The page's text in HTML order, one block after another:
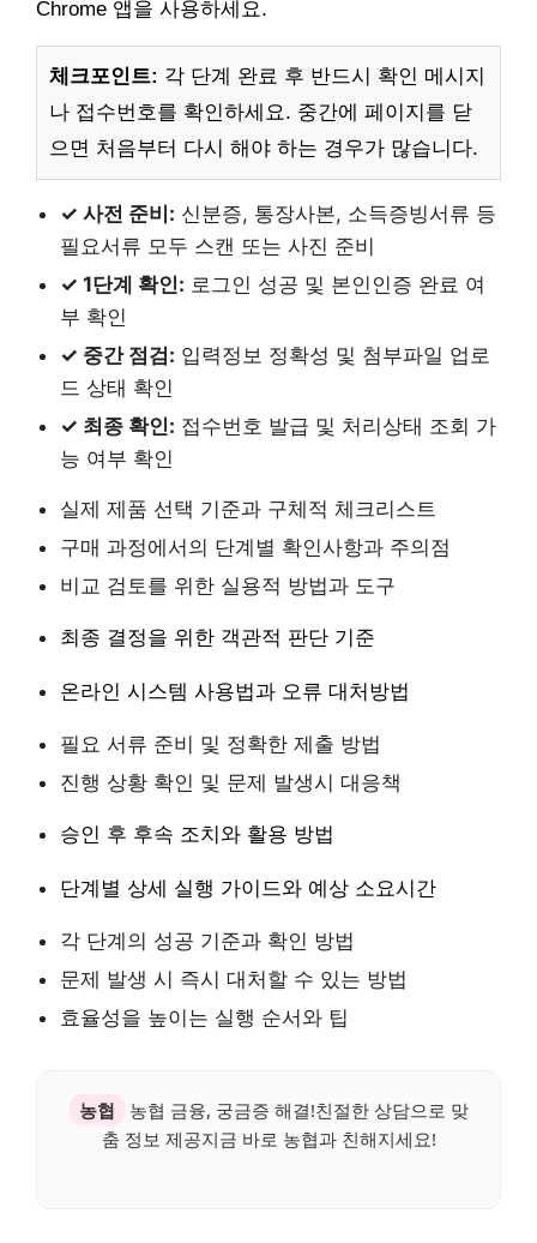
Chrome 앱을 사용하세요.
체크포인트: 각 단계 완료 후 반드시 확인 메시지
나 접수번호를 확인하세요. 중간에 페이지를 닫
으면 처음부터 다시 해야 하는 경우가 많습니다.
✓ 사전 준비: 신분증, 통장사본, 소득증빙서류 등
필요서류 모두 스캔 또는 사진 준비
✓ 1단계 확인: 로그인 성공 및 본인인증 완료 여
부 확인
✓ 중간 점검: 입력정보 정확성 및 첨부파일 업로
드 상태 확인
✓ 최종 확인: 접수번호 발급 및 처리상태 조회 가
능 여부 확인
실제 제품 선택 기준과 구체적 체크리스트
구매 과정에서의 단계별 확인사항과 주의점
비교 검토를 위한 실용적 방법과 도구
최종 결정을 위한 객관적 판단 기준
온라인 시스템 사용법과 오류 대처방법
필요 서류 준비 및 정확한 제출 방법
진행 상황 확인 및 문제 발생시 대응책
승인 후 후속 조치와 활용 방법
단계별 상세 실행 가이드와 예상 소요시간
각 단계의 성공 기준과 확인 방법
문제 발생 시 즉시 대처할 수 있는 방법
효율성을 높이는 실행 순서와 팁
농협
농협 금융, 궁금증 해결!친절한 상담으로 맞
춤 정보 제공지금 바로 농협과 친해지세요!